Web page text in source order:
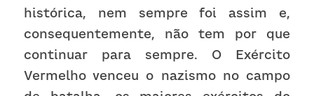
histórica, nem sempre foi assim e,
consequentemente, não tem por que
continuar para sempre. O Exército
Vermelho venceu o nazismo no campo